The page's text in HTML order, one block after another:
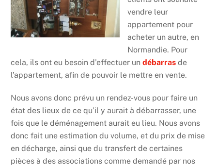
vendre leur
appartement pour
acheter un autre, en
Normandie. Pour
cela, ils ont eu besoin d’effectuer undébarras de
l’appartement, afin de pouvoir le mettre en vente.
Nous avons donc prévu un rendez-vous pour faire un
état des lieux de ce qu’il y aurait à débarrasser, une
fois que le déménagement aurait eu lieu. Nous avons
donc fait une estimation du volume, et du prix de mise
en décharge, ainsi que du transfert de certaines
pièces à des associations comme demandé par nos